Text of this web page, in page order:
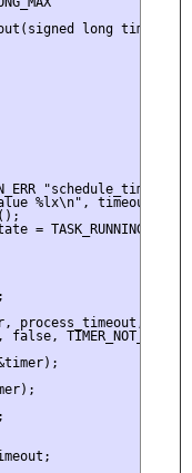
long timeout)
"schedule_timeout:
%lx\n", timeout);
= TASK_RUNNING;
process_timeout,
false,